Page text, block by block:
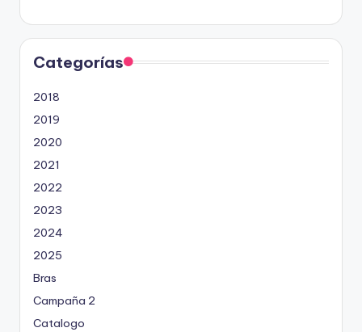
Categorías
2018
2019
2020
2021
2022
2023
2024
2025
Bras
Campaña 2
Catalogo